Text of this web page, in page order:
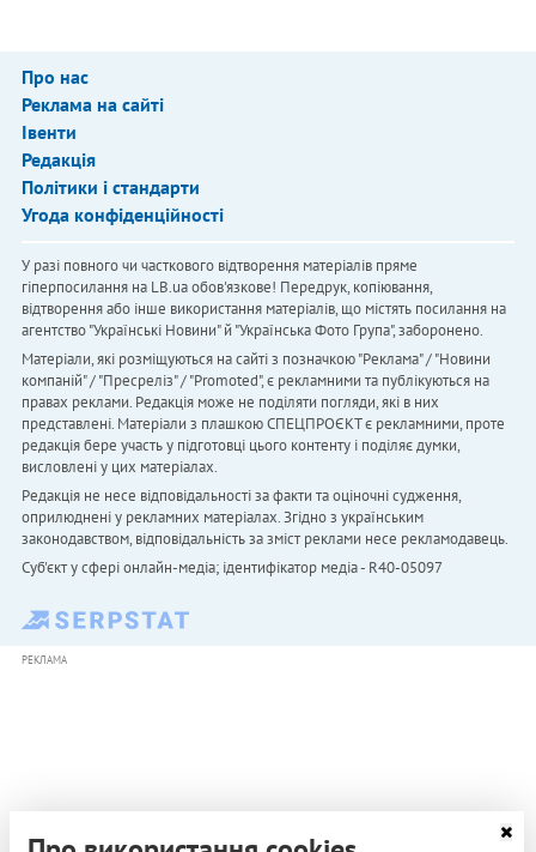
Про нас
Реклама на сайті
Івенти
Редакція
Політики і стандарти
Угода конфіденційності
У разі повного чи часткового відтворення матеріалів пряме
гіперпосилання на LB.ua обов'язкове! Передрук, копіювання,
відтворення або інше використання матеріалів, що містять посилання на
агентство "Українськi Новини" й "Українська Фото Група", заборонено.
Матеріали, які розміщуються на сайті з позначкою "Реклама" / "Новини
компаній" / "Пресреліз" / "Promoted", є рекламними та публікуються на
правах реклами. Редакція може не поділяти погляди, які в них
представлені. Матеріали з плашкою СПЕЦПРОЄКТ є рекламними, проте
редакція бере участь у підготовці цього контенту і поділяє думки,
висловлені у цих матеріалах.
Редакція не несе відповідальності за факти та оціночні судження,
оприлюднені у рекламних матеріалах. Згідно з українським
законодавством, відповідальність за зміст реклами несе рекламодавець.
Cуб'єкт у сфері онлайн-медіа; ідентифікатор медіа - R40-05097
РЕКЛАМА